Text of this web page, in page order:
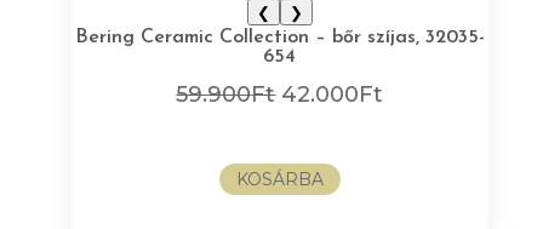
❮
❯
Bering Ceramic Collection – bőr szíjas, 32035-
654
59.900Ft Original
59.900Ft.
42.000Ft
KOSÁRBA